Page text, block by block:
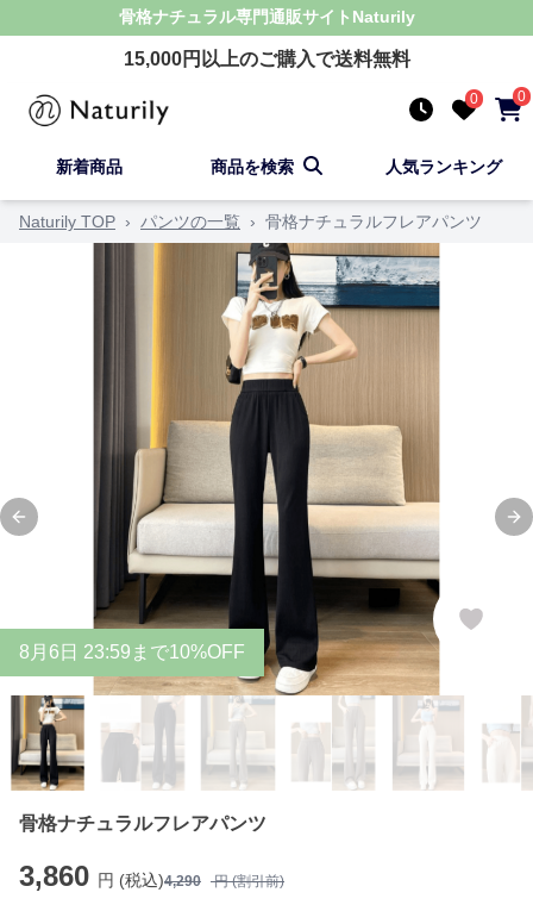
骨格ナチュラル専門通販サイト Naturily
15,000円以上のご購入で送料無料
0 0
新着商品 商品を検索 人気ランキング
Naturily TOP › パンツの一覧 › 骨格ナチュラルフレアパンツ
Previous slide
8 月 6 日 23:59まで10%OFF
骨格ナチュラルフレアパンツ
3,860 円 (税込)4,290 円 (割引前)